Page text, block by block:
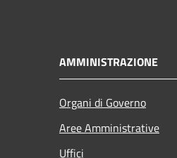
AMMINISTRAZIONE
Organi di Governo
Aree Amministrative
Uffici